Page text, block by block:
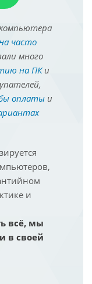
часто
много
на ПКи
оплатыи
и
всё, мы
в своей